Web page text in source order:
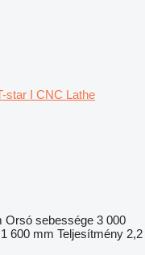
star I CNC Lathe
Orsó sebessége 3 000
1 600 mm Teljesítmény 2,2